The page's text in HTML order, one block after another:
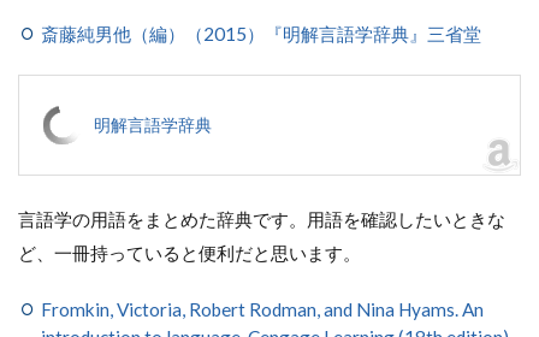
斎藤純男他（編）（2015）『明解言語学辞典』三省堂
明解言語学辞典
言語学の用語をまとめた辞典です。用語を確認したいときな
ど、一冊持っていると便利だと思います。
Fromkin, Victoria, Robert Rodman, and Nina Hyams. An